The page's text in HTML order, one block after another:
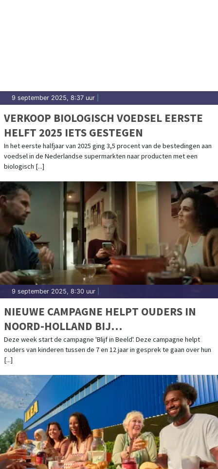
9 september 2025, 8:37 uur
VERKOOP BIOLOGISCH VOEDSEL EERSTE
HELFT 2025 IETS GESTEGEN
In het eerste halfjaar van 2025 ging 3,5 procent van de bestedingen aan
voedsel in de Nederlandse supermarkten naar producten met een
biologisch [...]
9 september 2025, 8:30 uur
NIEUWE CAMPAGNE HELPT OUDERS IN
NOORD-HOLLAND BIJ
SMARTPHONEGEBRUIK VAN HUN KIND
Deze week start de campagne 'Blijf in Beeld'. Deze campagne helpt
ouders van kinderen tussen de 7 en 12 jaar in gesprek te gaan over hun
[...]